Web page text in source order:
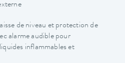
de niveau et protection de
alarme audible pour
inflammables et